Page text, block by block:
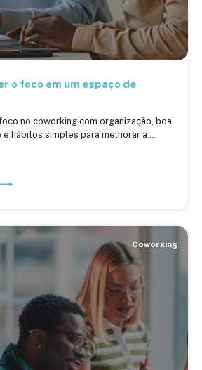
o foco em um espaço de
no coworking com organização, boa
hábitos simples para melhorar a ...
Coworking